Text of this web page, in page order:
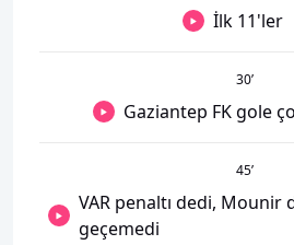
İlk 11'ler
30’
Gaziantep FK gole
45’
VAR penaltı dedi, Mounir
geçemedi